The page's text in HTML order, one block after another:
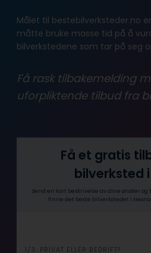
Målet til bestebilverksteder.no
måtte bruke masse tid på å
bilverkstedene som tar på seg
Få rask tilbakemelding
uforpliktende tilbud fra
Få et gratis
bilverksted
Send en kort beskrivelse av dine ønsker
finne det beste bilverkstedet i
1/3: PRIVAT ELLER BEDRIFT?